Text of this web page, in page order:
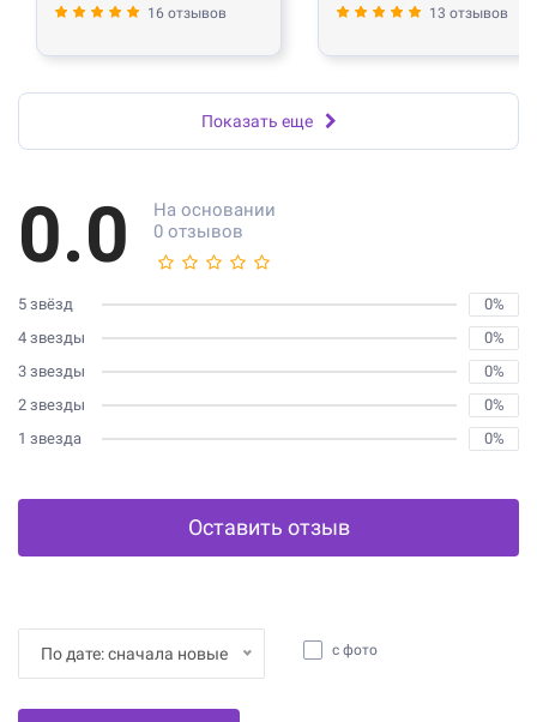
16 отзывов 13 отзывов
Показать еще
0.0
На основании
0 отзывов
5 звёзд
0%
4 звезды
0%
3 звезды
0%
2 звезды
0%
1 звезда
0%
Оставить отзыв
По дате: сначала новые с фото